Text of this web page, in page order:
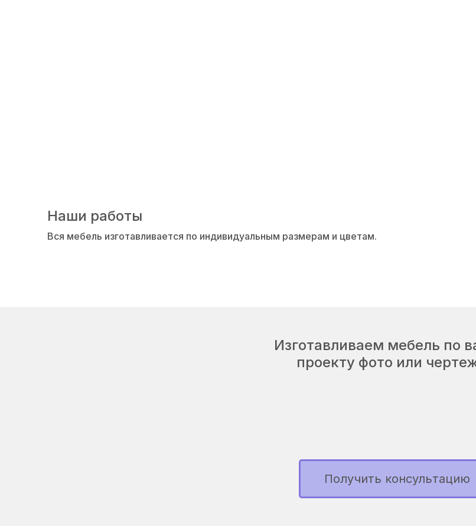
Наши работы
Вся мебель изготавливается по индивидуальным размерам и цветам.
Изготавливаем мебель по
проекту фото или
Получить консультацию